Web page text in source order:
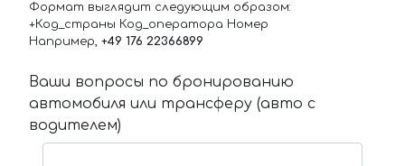
Формат выглядит следующим образом:
+Код_страны Код_оператора Номер
Например, +49 176 22366899
Ваши вопросы по бронированию
автомобиля или трансферу (авто с
водителем)